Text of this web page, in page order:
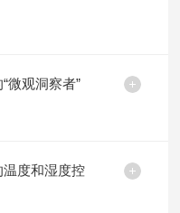
微观洞察者”
度和湿度控